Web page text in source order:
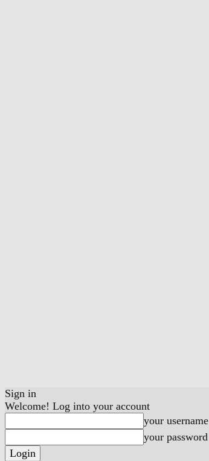
Sign in
Welcome! Log into your account
your username
your password